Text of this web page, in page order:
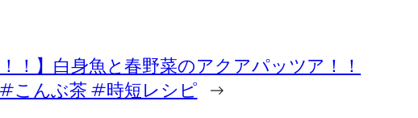
！】白身魚と春野菜のアクアパッツア！！
こんぶ茶 #時短レシピ →